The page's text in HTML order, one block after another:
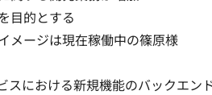
目的とする
メージは現在稼働中の篠原様
スにおける新規機能のバックエン